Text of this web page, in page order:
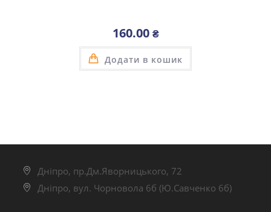
160.00 ₴
Додати в кошик
Дніпро, пр.Дм.Яворницького, 72
Дніпро, вул. Чорновола 6б (Ю.Савченко 6б)